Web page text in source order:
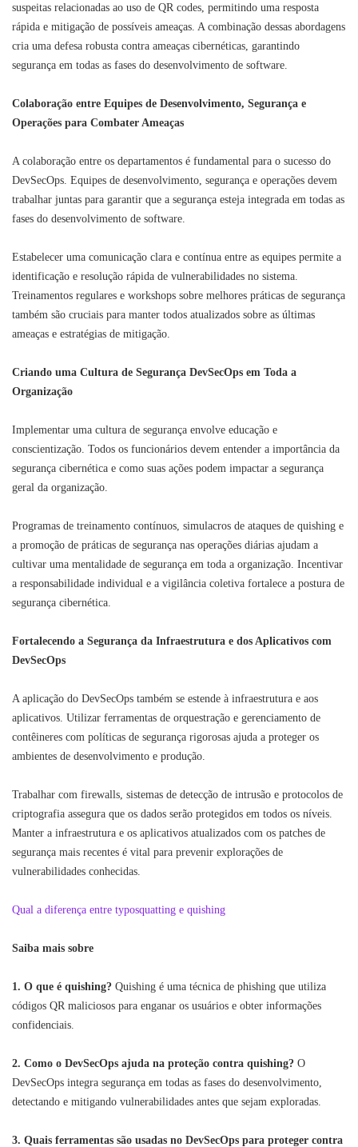
suspeitas relacionadas ao uso de QR codes, permitindo uma resposta
rápida e mitigação de possíveis ameaças. A combinação dessas abordagens
cria uma defesa robusta contra ameaças cibernéticas, garantindo
segurança em todas as fases do desenvolvimento de software.
Colaboração entre Equipes de Desenvolvimento, Segurança e
Operações para Combater Ameaças
A colaboração entre os departamentos é fundamental para o sucesso do
DevSecOps. Equipes de desenvolvimento, segurança e operações devem
trabalhar juntas para garantir que a segurança esteja integrada em todas as
fases do desenvolvimento de software.
Estabelecer uma comunicação clara e contínua entre as equipes permite a
identificação e resolução rápida de vulnerabilidades no sistema.
Treinamentos regulares e workshops sobre melhores práticas de segurança
também são cruciais para manter todos atualizados sobre as últimas
ameaças e estratégias de mitigação.
Criando uma Cultura de Segurança DevSecOps em Toda a
Organização
Implementar uma cultura de segurança envolve educação e
conscientização. Todos os funcionários devem entender a importância da
segurança cibernética e como suas ações podem impactar a segurança
geral da organização.
Programas de treinamento contínuos, simulacros de ataques de quishing e
a promoção de práticas de segurança nas operações diárias ajudam a
cultivar uma mentalidade de segurança em toda a organização. Incentivar
a responsabilidade individual e a vigilância coletiva fortalece a postura de
segurança cibernética.
Fortalecendo a Segurança da Infraestrutura e dos Aplicativos com
DevSecOps
A aplicação do DevSecOps também se estende à infraestrutura e aos
aplicativos. Utilizar ferramentas de orquestração e gerenciamento de
contêineres com políticas de segurança rigorosas ajuda a proteger os
ambientes de desenvolvimento e produção.
Trabalhar com firewalls, sistemas de detecção de intrusão e protocolos de
criptografia assegura que os dados serão protegidos em todos os níveis.
Manter a infraestrutura e os aplicativos atualizados com os patches de
segurança mais recentes é vital para prevenir explorações de
vulnerabilidades conhecidas.
Qual a diferença entre typosquatting e quishing
Saiba mais sobre
1. O que é quishing? Quishing é uma técnica de phishing que utiliza
códigos QR maliciosos para enganar os usuários e obter informações
confidenciais.
2. Como o DevSecOps ajuda na proteção contra quishing? O
DevSecOps integra segurança em todas as fases do desenvolvimento,
detectando e mitigando vulnerabilidades antes que sejam exploradas.
3. Quais ferramentas são usadas no DevSecOps para proteger contra